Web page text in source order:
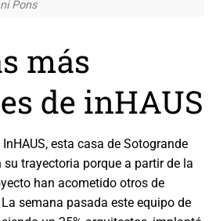
Pons
más
de inHAUS
esta casa de Sotogrande
trayectoria porque a partir de la
han acometido otros de
semana pasada este equipo de